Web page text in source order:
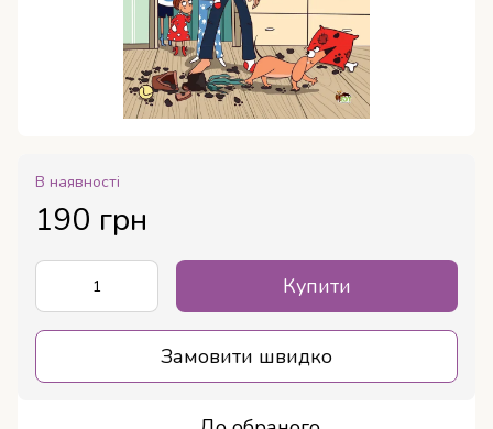
В наявності
190 грн
Купити
Замовити швидко